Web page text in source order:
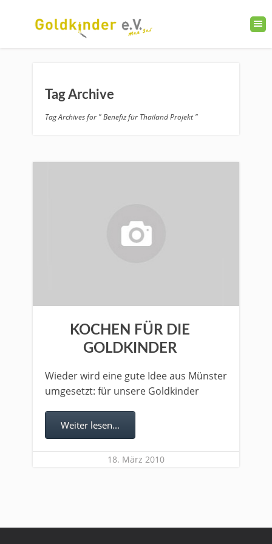
Tag Archive
Tag Archives for " Benefiz für Thailand Projekt "
KOCHEN FÜR DIE
GOLDKINDER
Wieder wird eine gute Idee aus Münster
umgesetzt: für unsere Goldkinder
Weiter lesen...
18. März 2010